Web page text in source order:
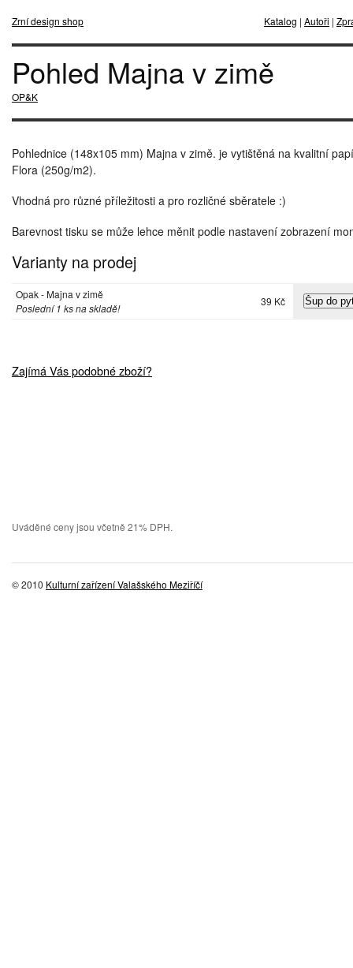
Zrní design shop Katalog | Autoři |
Pohled Majna v zimě
OP&K
Pohlednice (148x105 mm) Majna v zimě. je vytištěná na kvalitní
Flora (250g/m2).
Vhodná pro různé příležitosti a pro rozličné sběratele :)
Barevnost tisku se může lehce měnit podle nastavení zobrazení
Varianty na prodej
Opak - Majna v zimě
Poslední 1 ks na skladě!
39 Kč
Zajímá Vás podobné zboží?
Uváděné ceny jsou včetně 21% DPH.
© 2010 Kulturní zařízení Valašského Meziříčí